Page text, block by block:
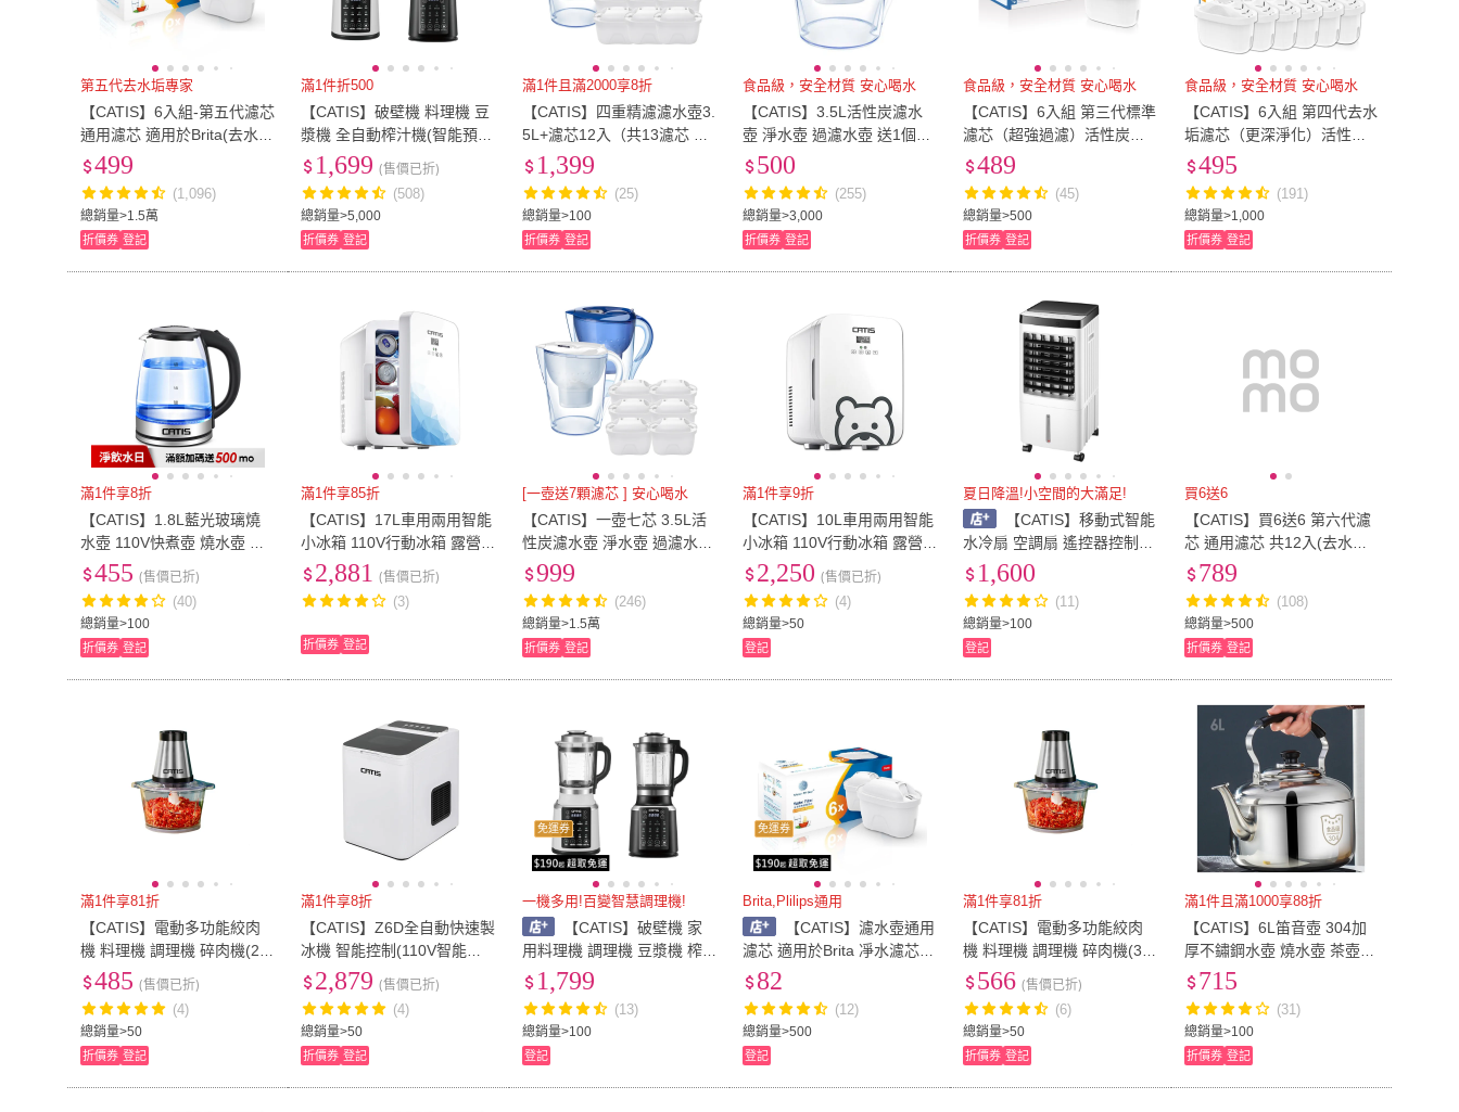
第五代去水垢專家
【CATIS】6入組-第五代濾芯
通用濾芯 適用於Brita(去水垢
專家版 濾水壺通用 第五代)
總銷量>1.5萬
499
(1,096)
折價券 登記
滿1件折500
【CATIS】破壁機 料理機 豆
漿機 全自動榨汁機(智能預約
多功能 全自動調理機)
總銷量>5,000
1,699 (售價已折)
(508)
折價券 登記
滿1件且滿2000享8折
【CATIS】四重精濾濾水壺3.
5L+濾芯12入（共13濾芯 適
用於Brita）
總銷量>100
1,399
(25)
折價券 登記
食品級，安全材質 安心喝水
【CATIS】3.5L活性炭濾水
壺 淨水壺 過濾水壺 送1個濾
芯(brita通用水壺 淨水器 過
總銷量>3,000
500
(255)
折價券 登記
食品級，安全材質 安心喝水
【CATIS】6入組 第三代標準
濾芯（超強過濾）活性炭濾
水器濾芯(brita通用 適用brit
總銷量>500
489
(45)
折價券 登記
食品級，安全材質 安心喝水
【CATIS】6入組 第四代去水
垢濾芯（更深淨化）活性炭
濾水器(brita通用 適用brita)
總銷量>1,000
495
(191)
折價券 登記
滿1件享8折
【CATIS】1.8L藍光玻璃燒
水壺 110V快煮壺 燒水壺 熱
水壺 電熱水壺 養生壺 電熱
壺(食品級不鏽鋼+高硼硅玻
璃)
總銷量>100
455 (售價已折)
(40)
折價券 登記
滿1件享85折
【CATIS】17L車用兩用智能
小冰箱 110V行動冰箱 露營
小冰箱(可調溫 外宿小資族必
2,881
(售價已折)
(3)
折價券 登記
[一壺送7顆濾芯 ] 安心喝水
【CATIS】一壺七芯 3.5L活
性炭濾水壺 淨水壺 過濾水壺
送7個濾芯(brita通用水壺 淨
總銷量>1.5萬
999
(246)
折價券 登記
滿1件享9折
【CATIS】10L車用兩用智能
小冰箱 110V行動冰箱 露營
小冰箱(可調溫 外宿小資族必
總銷量>50
2,250 (售價已折)
(4)
登記
夏日降溫!小空間的大滿足!
【CATIS】移動式智能
水冷扇 空調扇 遙控器控制
(小資族必備 夏日清涼 移動
式冷氣機)
總銷量>100
1,600
(11)
登記
買6送6
【CATIS】買6送6 第六代濾
芯 通用濾芯 共12入(去水垢
專家 濾水壺通用)
總銷量>500
789
(108)
折價券 登記
滿1件享81折
【CATIS】電動多功能絞肉
機 料理機 調理機 碎肉機(2L
玻璃碗)
總銷量>50
485 (售價已折)
(4)
折價券 登記
滿1件享8折
【CATIS】Z6D全自動快速製
冰機 智能控制(110V智能製
冰機 家用製冰機)
總銷量>50
2,879 (售價已折)
(4)
折價券 登記
免運券
一機多用!百變智慧調理機!
【CATIS】破壁機 家
用料理機 調理機 豆漿機 榨
汁機 果汁機(智能破壁 定時
預約 一機多用)
總銷量>100
1,799
(13)
登記
免運券
Brita,Plilips通用
【CATIS】濾水壺通用
濾芯 適用於Brita 凈水濾芯 1
入(第六代濾芯 去水垢專家
總銷量>500
82
(12)
登記
滿1件享81折
【CATIS】電動多功能絞肉
機 料理機 調理機 碎肉機(3L
玻璃碗)
總銷量>50
566 (售價已折)
(6)
折價券 登記
滿1件且滿1000享88折
【CATIS】6L笛音壺 304加
厚不鏽鋼水壺 燒水壺 茶壺
露營壺(6L大容量 自動鳴笛
總銷量>100
715
(31)
折價券 登記